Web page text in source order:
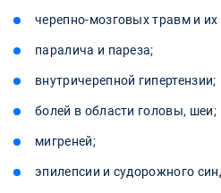
черепно-мозговых травм и
паралича и пареза;
внутричерепной гипертензии;
болей в области головы, шеи;
мигреней;
эпилепсии и судорожного